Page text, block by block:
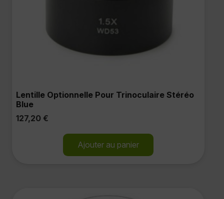
Lentille Optionnelle Pour Trinoculaire Stéréo
Blue
127,20 €
Ajouter au panier